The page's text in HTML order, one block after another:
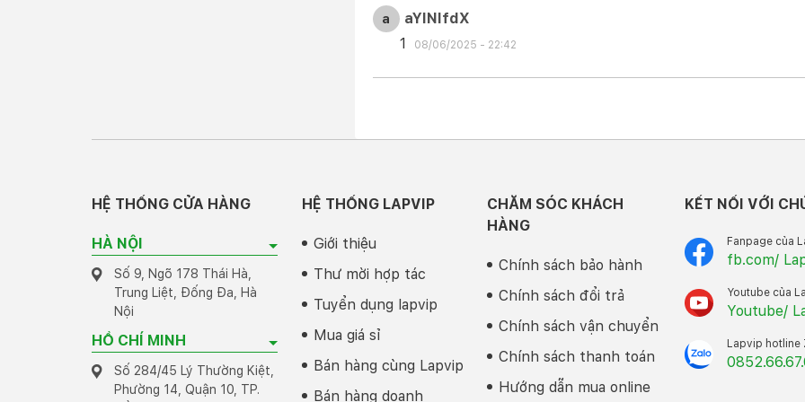
Cực Kỳ Yên Tĩnh
Macbook Air M1, mặc dù không có quạt tản nhiệt nhưng máy vẫn
dụng. Macbook Pro M1 có quạt tản nhiệt nhưng trong suốt quá trình sử
bài kiểm tra hiệu năng liên tục thì máy vẫn cực kỳ yên tĩnh. Đây là điều
Apple.
a
aYlNlfdX
1
08/06/2025 - 22:42
HỆ THỐNG CỬA HÀNG
HÀ NỘI
Số 9, Ngõ 178 Thái Hà,
Trung Liệt, Đống Đa, Hà
Nội
HỒ CHÍ MINH
Số 284/45 Lý Thường Kiệt,
Phường 14, Quận 10, TP.
HỆ THỐNG LAPVIP
Giới thiệu
Thư mời hợp tác
Tuyển dụng lapvip
Mua giá sỉ
Bán hàng cùng Lapvip
Bán hàng doanh
CHĂM SÓC KHÁCH
HÀNG
Chính sách bảo hành
Chính sách đổi trả
Chính sách vận chuyển
Chính sách thanh toán
Hướng dẫn mua online
KẾT NỐI VỚI
Fanpage của
fb.com/
Youtube của
Youtube/
Lapvip hotline